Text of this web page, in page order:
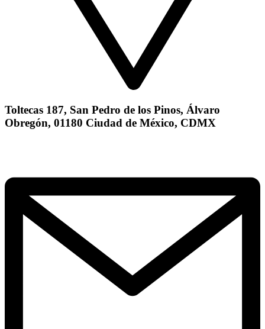
Toltecas 187, San Pedro de los Pinos, Álvaro
Obregón, 01180 Ciudad de México, CDMX